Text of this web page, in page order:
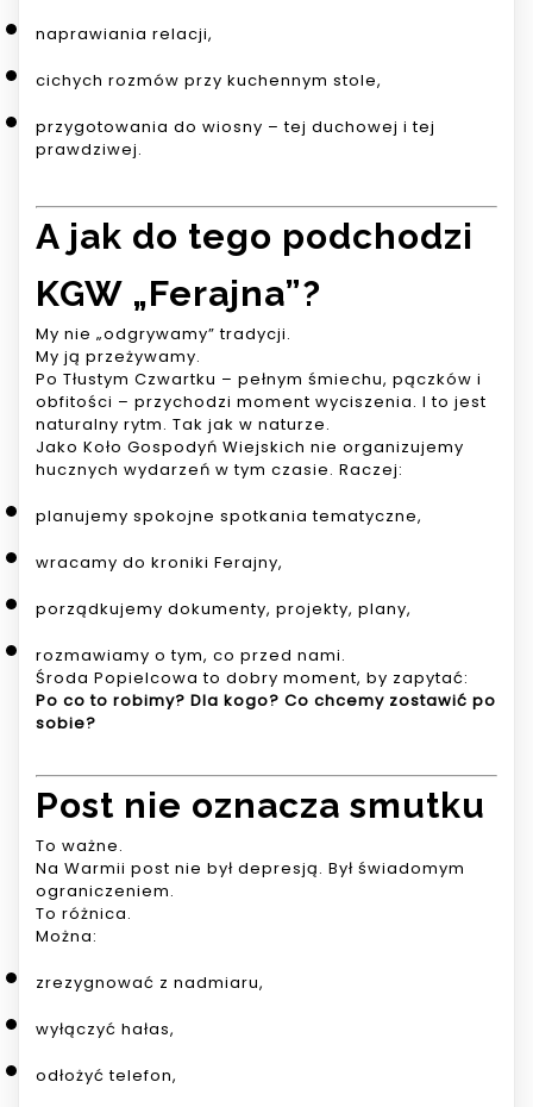
naprawiania relacji,
cichych rozmów przy kuchennym stole,
przygotowania do wiosny – tej duchowej i tej
prawdziwej.
A jak do tego podchodzi
KGW „Ferajna”?
My nie „odgrywamy” tradycji.
My ją przeżywamy.
Po Tłustym Czwartku – pełnym śmiechu, pączków i
obfitości – przychodzi moment wyciszenia. I to jest
naturalny rytm. Tak jak w naturze.
Jako Koło Gospodyń Wiejskich nie organizujemy
hucznych wydarzeń w tym czasie. Raczej:
planujemy spokojne spotkania tematyczne,
wracamy do kroniki Ferajny,
porządkujemy dokumenty, projekty, plany,
rozmawiamy o tym, co przed nami.
Środa Popielcowa to dobry moment, by zapytać:
Po co to robimy? Dla kogo? Co chcemy zostawić po
sobie?
Post nie oznacza smutku
To ważne.
Na Warmii post nie był depresją. Był świadomym
ograniczeniem.
To różnica.
Można:
zrezygnować z nadmiaru,
wyłączyć hałas,
odłożyć telefon,